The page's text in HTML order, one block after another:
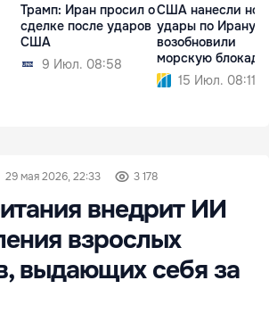
Трамп: Иран просил о
сделке после ударов
США
9 Июл. 08:58
США нанесли
удары по Ирану и
возобновили
морскую блокаду
15 Июл. 08:11
29 мая 2026, 22:33 3 178
внедрит ИИ
взрослых
выдающих себя за